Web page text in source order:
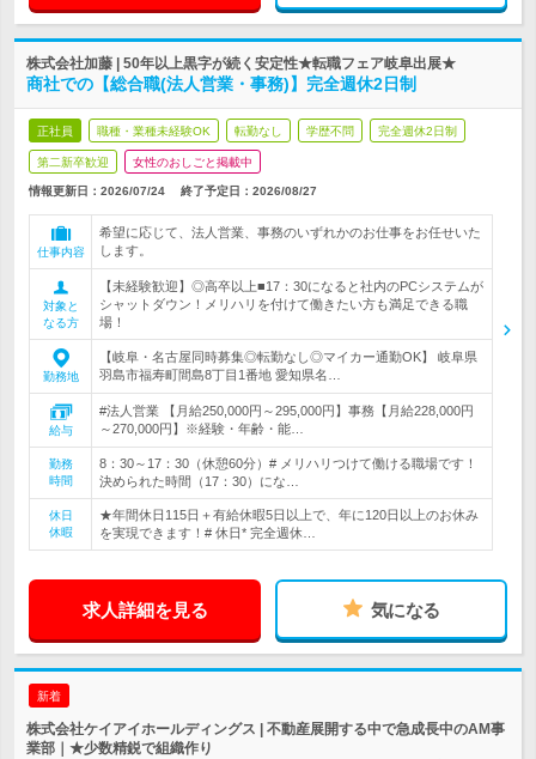
株式会社加藤 | 50年以上黒字が続く安定性★転職フェア岐阜出展★
商社での【総合職(法人営業・事務)】完全週休2日制
正社員 職種・業種未経験OK 転勤なし 学歴不問 完全週休2日制
第二新卒歓迎 女性のおしごと掲載中
情報更新日：2026/07/24 終了予定日： 2026/08/27
仕事内容
希望に応じて、法人営業、事務のいずれかのお仕事をお任せいた
します。
対象と
なる方
【未経験歓迎】◎高卒以上■17：30になると社内のPCシステムが
シャットダウン！メリハリを付けて働きたい方も満足できる職
場！
勤務地
【岐阜・名古屋同時募集◎転勤なし◎マイカー通勤OK】 岐阜県
羽島市福寿町間島8丁目1番地 愛知県名…
給与
#法人営業 【月給250,000円～295,000円】事務【月給228,000円
～270,000円】※経験・年齢・能…
勤務
時間
8：30～17：30（休憩60分）# メリハリつけて働ける職場です！
決められた時間（17：30）にな…
休日
休暇
★年間休日115日＋有給休暇5日以上で、年に120日以上のお休み
を実現できます！# 休日* 完全週休…
求人詳細を見る 気になる
新着
株式会社ケイアイホールディングス | 不動産展開する中で急成長中のAM事
業部｜★少数精鋭で組織作り